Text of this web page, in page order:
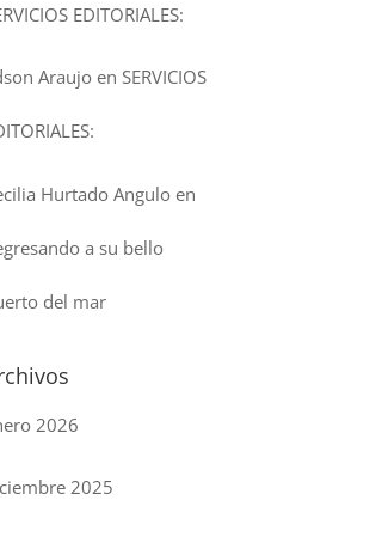
EDITORIALES:
Araujo enSERVICIOS
Hurtado Angulo en
a su bello
del mar
2026
2025